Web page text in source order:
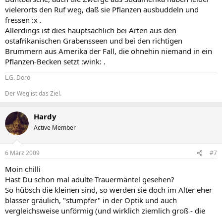
vielerorts den Ruf weg, daß sie Pflanzen ausbuddeln und
fressen :x .
Allerdings ist dies hauptsächlich bei Arten aus den
ostafrikanischen Grabensseen und bei den richtigen
Brummern aus Amerika der Fall, die ohnehin niemand in ein
Pflanzen-Becken setzt :wink: .
L.G. Doro
Der Weg ist das Ziel.
Hardy
Active Member
6 März 2009 #7
Moin chilli
Hast Du schon mal adulte Trauermäntel gesehen?
So hübsch die kleinen sind, so werden sie doch im Alter eher
blasser gräulich, "stumpfer" in der Optik und auch
vergleichsweise unförmig (und wirklich ziemlich groß - die